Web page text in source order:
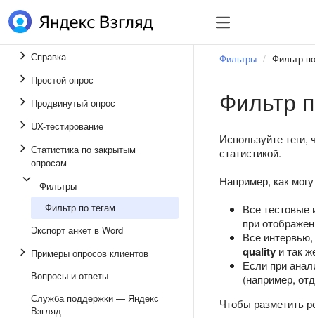
Справка
Простой опрос
Продвинутый опрос
UX-тестирование
Статистика по закрытым
опросам
Фильтры
Фильтр по тегам
Экспорт анкет в Word
Примеры опросов клиентов
Вопросы и ответы
Служба поддержки — Яндекс
Взгляд
Фильтры Фильтр
Фильтр
Используйте
статистикой.
Например, как
Все тестовые
при
Все
quality и так
Если при
(например,
Чтобы разметить